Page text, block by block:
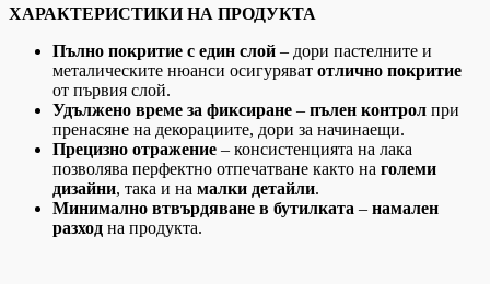
ХАРАКТЕРИСТИКИ НА ПРОДУКТА
Пълно покритие с един слой – дори пастелните и
металическите нюанси осигуряват отлично покритие
от първия слой.
Удължено време за фиксиране – пълен контрол при
пренасяне на декорациите, дори за начинаещи.
Прецизно отражение – консистенцията на лака
позволява перфектно отпечатване както на големи
дизайни, така и на малки детайли.
Минимално втвърдяване в бутилката – намален
разход на продукта.